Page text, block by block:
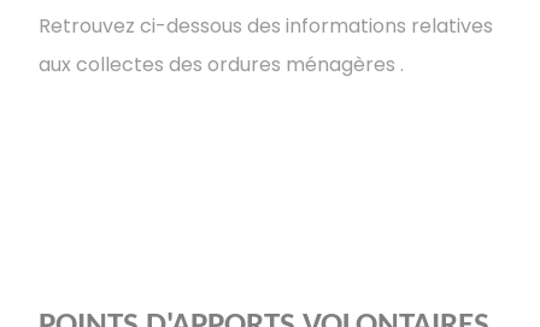
Retrouvez ci-dessous des informations relatives
aux collectes des ordures ménagères .